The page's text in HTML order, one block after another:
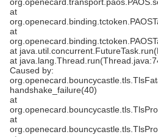
at
at
at
at
Caused by:
handshake_failure(40)
at
at